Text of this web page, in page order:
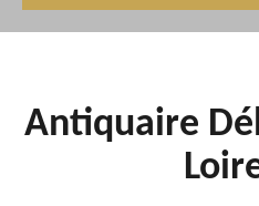
Antiquaire